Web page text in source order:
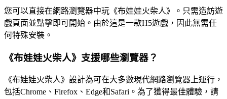
您可以直接在網路瀏覽器中玩《布娃娃火柴人》。只需造訪遊
戲頁面並點擊即可開始。由於這是一款H5遊戲，因此無需任
何特殊安裝。
《布娃娃火柴人》支援哪些瀏覽器？
《布娃娃火柴人》設計為可在大多數現代網路瀏覽器上運行，
包括Chrome、Firefox、Edge和Safari。為了獲得最佳體驗，請